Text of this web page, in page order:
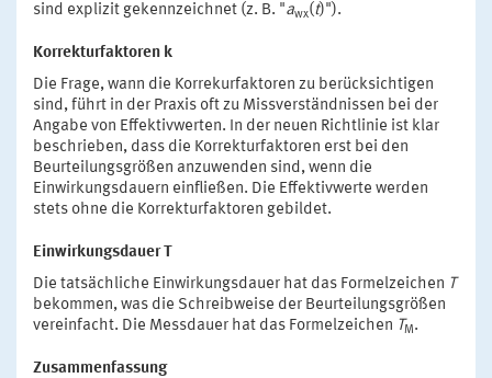
sind explizit gekennzeichnet (z. B. "awx(t)").
Korrekturfaktoren k
Die Frage, wann die Korrekurfaktoren zu berücksichtigen
sind, führt in der Praxis oft zu Missverständnissen bei der
Angabe von Effektivwerten. In der neuen Richtlinie ist klar
beschrieben, dass die Korrekturfaktoren erst bei den
Beurteilungsgrößen anzuwenden sind, wenn die
Einwirkungsdauern einfließen. Die Effektivwerte werden
stets ohne die Korrekturfaktoren gebildet.
Einwirkungsdauer T
Die tatsächliche Einwirkungsdauer hat das Formelzeichen T
bekommen, was die Schreibweise der Beurteilungsgrößen
vereinfacht. Die Messdauer hat das Formelzeichen TM.
Zusammenfassung